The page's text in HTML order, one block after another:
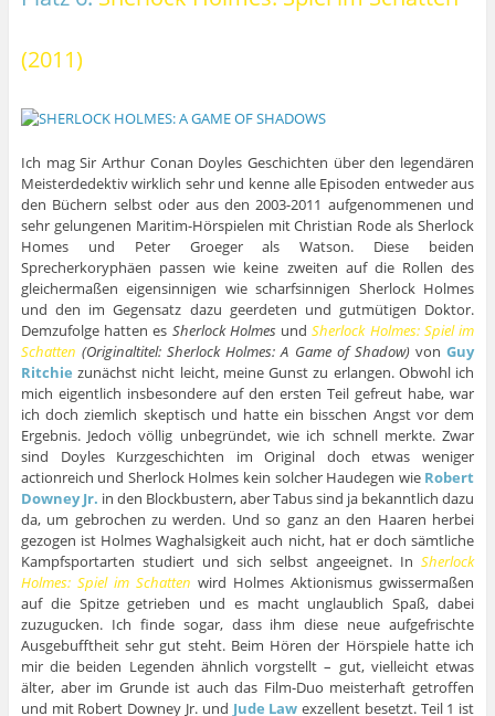
(2011)
Ich mag Sir Arthur Conan Doyles Geschichten über den legendären
Meisterdedektiv wirklich sehr und kenne alle Episoden entweder aus
den Büchern selbst oder aus den 2003-2011 aufgenommenen und
sehr gelungenen Maritim-Hörspielen mit Christian Rode als Sherlock
Homes und Peter Groeger als Watson. Diese beiden
Sprecherkoryphäen passen wie keine zweiten auf die Rollen des
gleichermaßen eigensinnigen wie scharfsinnigen Sherlock Holmes
und den im Gegensatz dazu geerdeten und gutmütigen Doktor.
Demzufolge hatten es Sherlock Holmes undSherlock Holmes: Spiel im
Schatten (Originaltitel: Sherlock Holmes: A Game of Shadow) vonGuy
Ritchie zunächst nicht leicht, meine Gunst zu erlangen. Obwohl ich
mich eigentlich insbesondere auf den ersten Teil gefreut habe, war
ich doch ziemlich skeptisch und hatte ein bisschen Angst vor dem
Ergebnis. Jedoch völlig unbegründet, wie ich schnell merkte. Zwar
sind Doyles Kurzgeschichten im Original doch etwas weniger
actionreich und Sherlock Holmes kein solcher Haudegen wie Robert
Downey Jr. in den Blockbustern, aber Tabus sind ja bekanntlich dazu
da, um gebrochen zu werden. Und so ganz an den Haaren herbei
gezogen ist Holmes Waghalsigkeit auch nicht, hat er doch sämtliche
Kampfsportarten studiert und sich selbst angeeignet. InSherlock
Holmes: Spiel im Schatten wird Holmes Aktionismus gwissermaßen
auf die Spitze getrieben und es macht unglaublich Spaß, dabei
zuzugucken. Ich finde sogar, dass ihm diese neue aufgefrischte
Ausgebufftheit sehr gut steht. Beim Hören der Hörspiele hatte ich
mir die beiden Legenden ähnlich vorgstellt – gut, vielleicht etwas
älter, aber im Grunde ist auch das Film-Duo meisterhaft getroffen
und mit Robert Downey Jr. und Jude Lawexzellent besetzt. Teil 1 ist